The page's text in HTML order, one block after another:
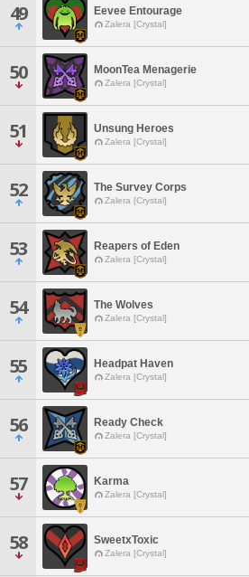
49 Eevee Entourage
Zalera [Crystal]
50 MoonTea Menagerie
Zalera [Crystal]
51 Unsung Heroes
Zalera [Crystal]
52 The Survey Corps
Zalera [Crystal]
53 Reapers of Eden
Zalera [Crystal]
54 The Wolves
Zalera [Crystal]
55 Headpat Haven
Zalera [Crystal]
56 Ready Check
Zalera [Crystal]
57 Karma
Zalera [Crystal]
58 SweetxToxic
Zalera [Crystal]